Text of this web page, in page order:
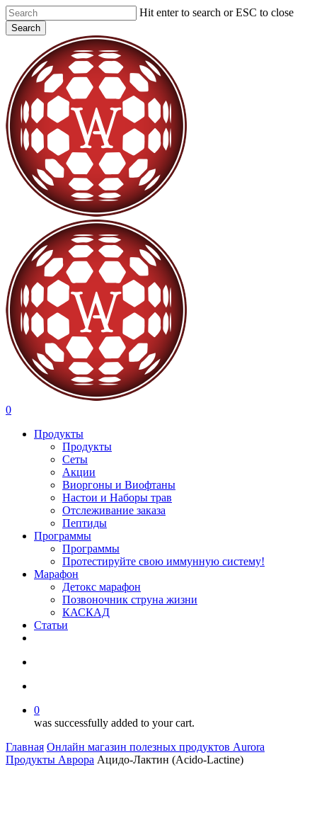
Skip
to
main
Hit enter to search or ESC to close
Search
search
account
0
Продукты
Продукты
Сеты
Акции
Виоргоны и Виофтаны
Настои и Наборы трав
Отслеживание заказа
Пептиды
Программы
Программы
Протестируйте свою иммунную систему!
Марафон
Детокс марафон
Позвоночник струна жизни
КАСКАД
Статьи
0
was successfully added to your cart.
Главная Онлайн магазин полезных продуктов Aurora
Продукты Аврора Ацидо-Лактин (Acido-Lactine)